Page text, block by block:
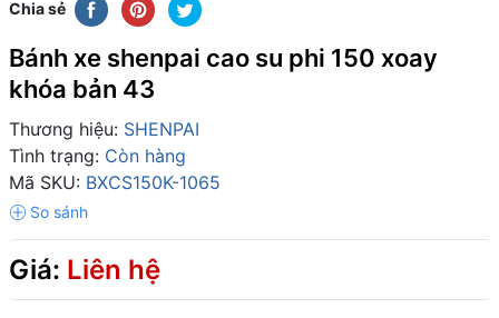
Chia sẻ
Bánh xe shenpai cao su phi 150 xoay
khóa bản 43
Thương hiệu: SHENPAI
Tình trạng: Còn hàng
Mã SKU: BXCS150K-1065
Giá: Liên hệ